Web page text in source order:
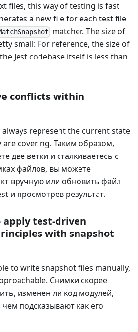
files, this way of testing is fast
a new file for each test file
matcher. The size of
small: For reference, the size of
Jest codebase itself is less than
conflicts within
represent the current state
covering. Таким образом,
две ветки и сталкиваетесь с
файлов, вы можете
вручную или обновить файл
и просмотрев результат.
apply test-driven
with snapshot
to write snapshot files manually,
Снимки скорее
изменен ли код модулей,
подсказывают как его